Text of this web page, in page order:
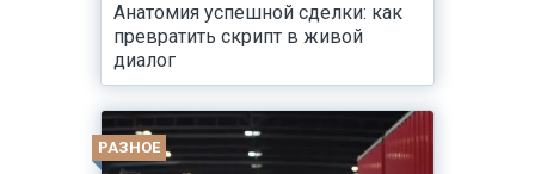
Анатомия успешной сделки: как
превратить скрипт в живой
диалог
РАЗНОЕ